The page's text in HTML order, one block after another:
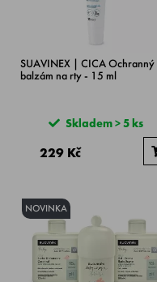
SUAVINEX | CICA Ochranný
balzám na rty - 15 ml
Skladem > 5 ks
229 Kč
NOVINKA